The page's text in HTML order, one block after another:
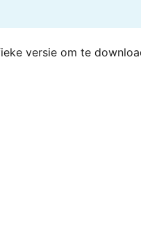
versie om te